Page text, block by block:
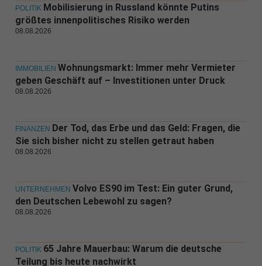
POLITIK Mobilisierung in Russland könnte Putins
größtes innenpolitisches Risiko werden
08.08.2026
IMMOBILIEN Wohnungsmarkt: Immer mehr Vermieter
geben Geschäft auf – Investitionen unter Druck
08.08.2026
FINANZEN Der Tod, das Erbe und das Geld: Fragen, die
Sie sich bisher nicht zu stellen getraut haben
08.08.2026
UNTERNEHMEN Volvo ES90 im Test: Ein guter Grund,
den Deutschen Lebewohl zu sagen?
08.08.2026
POLITIK 65 Jahre Mauerbau: Warum die deutsche
Teilung bis heute nachwirkt